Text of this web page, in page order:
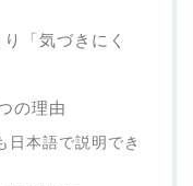
「気づきにく
の理由
日本語で説明でき